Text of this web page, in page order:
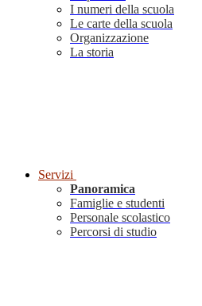
I numeri della scuola
Le carte della scuola
Organizzazione
La storia
Servizi
Panoramica
Famiglie e studenti
Personale scolastico
Percorsi di studio